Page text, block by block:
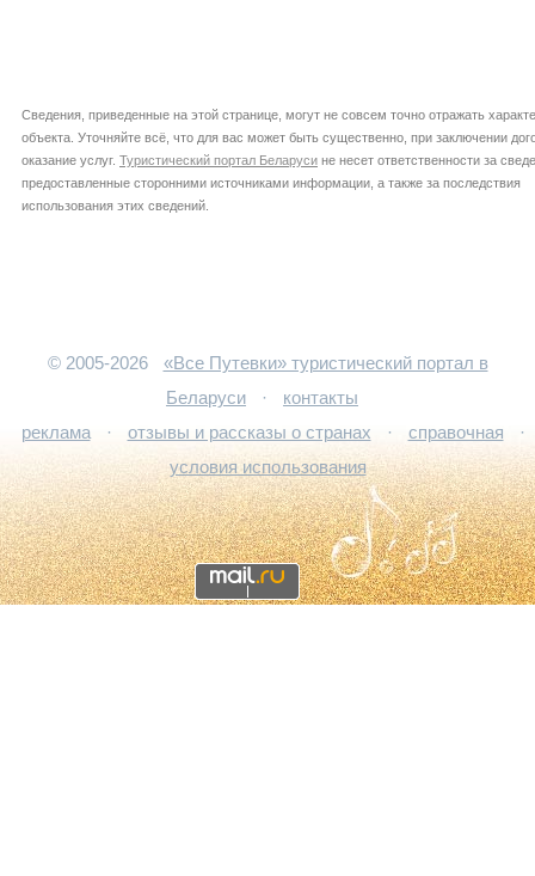
Сведения, приведенные на этой странице, могут не совсем точно отражать
объекта. Уточняйте всё, что для вас может быть существенно, при заключении
оказание услуг. Туристический портал Беларуси не несет ответственности за
предоставленные сторонними источниками информации, а также за последствия
использования этих сведений.
© 2005-2026
«Все Путевки» туристический портал в
Беларуси
·
контакты
реклама
· отзывы и рассказы о странах · справочная
·
условия использования